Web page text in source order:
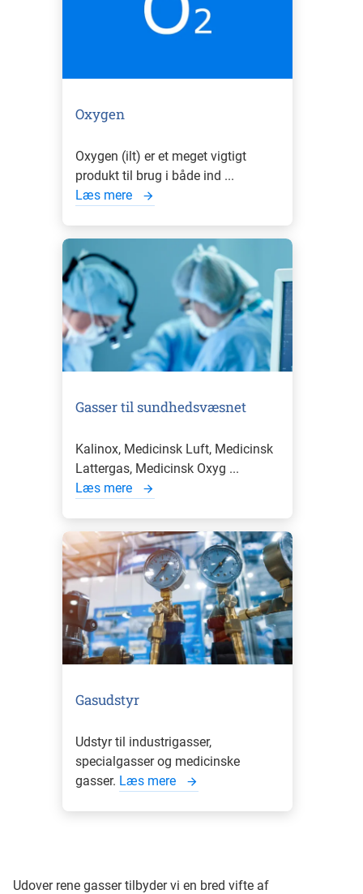
Oxygen
Oxygen (ilt) er et meget vigtigt
produkt til brug i både ind ...
Læs mere
Gasser til sundhedsvæsnet
Kalinox, Medicinsk Luft, Medicinsk
Lattergas, Medicinsk Oxyg ...
Læs mere
Gasudstyr
Udstyr til industrigasser,
specialgasser og medicinske
gasser. Læs mere
Udover rene gasser tilbyder vi en bred vifte af